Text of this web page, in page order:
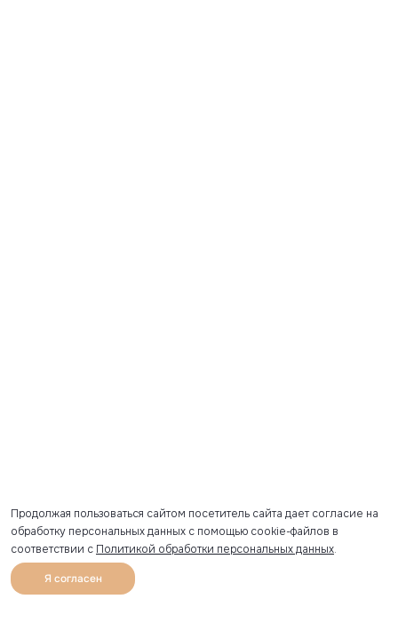
Каталог Избранное
Продолжая пользоваться сайтом посетитель сайта дает согласие на
обработку персональных данных с помощью cookie-файлов в
соответствии с Политикой обработки персональных данных.
Я согласен